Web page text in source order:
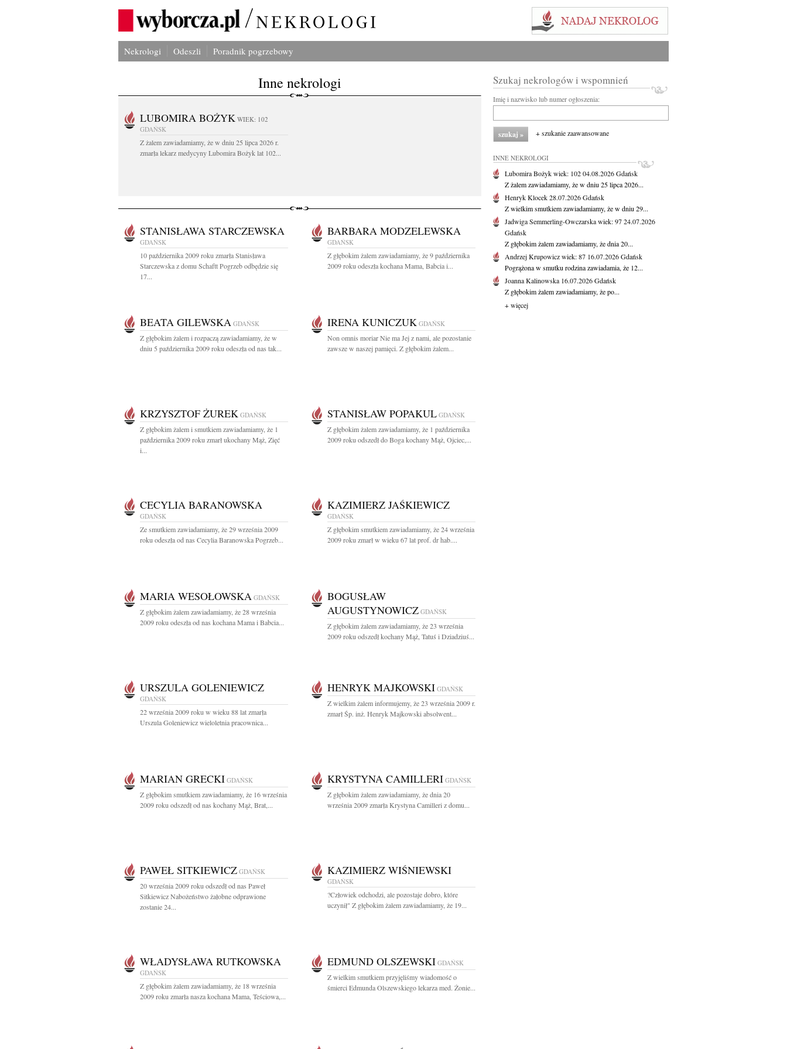
Nekrologi Odeszli Poradnik pogrzebowy
Inne nekrologi
LUBOMIRA BOŻYK WIEK: 102
GDAŃSK
Z żalem zawiadamiamy, że w dniu 25 lipca 2026 r.
zmarła lekarz medycyny Lubomira Bożyk lat 102...
STANISŁAWA STARCZEWSKA
GDAŃSK
10 października 2009 roku zmarła Stanisława
Starczewska z domu Schaftt Pogrzeb odbędzie się
17...
BARBARA MODZELEWSKA
GDAŃSK
Z głębokim żalem zawiadamiamy, że 9 października
2009 roku odeszła kochana Mama, Babcia i...
BEATA GILEWSKA GDAŃSK
Z głębokim żalem i rozpaczą zawiadamiamy, że w
dniu 5 października 2009 roku odeszła od nas tak...
IRENA KUNICZUK GDAŃSK
Non omnis moriar Nie ma Jej z nami, ale pozostanie
zawsze w naszej pamięci. Z głębokim żalem...
KRZYSZTOF ŻUREK GDAŃSK
Z głębokim żalem i smutkiem zawiadamiamy, że 1
października 2009 roku zmarł ukochany Mąż, Zięć
i...
STANISŁAW POPAKUL GDAŃSK
Z głębokim żalem zawiadamiamy, że 1 października
2009 roku odszedł do Boga kochany Mąż, Ojciec,...
CECYLIA BARANOWSKA
GDAŃSK
Ze smutkiem zawiadamiamy, że 29 września 2009
roku odeszła od nas Cecylia Baranowska Pogrzeb...
KAZIMIERZ JAŚKIEWICZ
GDAŃSK
Z głębokim smutkiem zawiadamiamy, że 24 września
2009 roku zmarł w wieku 67 lat prof. dr hab....
MARIA WESOŁOWSKA GDAŃSK
Z głębokim żalem zawiadamiamy, że 28 września
2009 roku odeszła od nas kochana Mama i Babcia...
BOGUSŁAW
AUGUSTYNOWICZ GDAŃSK
Z głębokim żalem zawiadamiamy, że 23 września
2009 roku odszedł kochany Mąż, Tatuś i Dziadziuś...
URSZULA GOLENIEWICZ
GDAŃSK
22 września 2009 roku w wieku 88 lat zmarła
Urszula Goleniewicz wieloletnia pracownica...
HENRYK MAJKOWSKI GDAŃSK
Z wielkim żalem informujemy, że 23 września 2009 r.
zmarł Śp. inż. Henryk Majkowski absolwent...
MARIAN GRECKI GDAŃSK
Z głębokim smutkiem zawiadamiamy, że 16 września
2009 roku odszedł od nas kochany Mąż, Brat,...
KRYSTYNA CAMILLERI GDAŃSK
Z głębokim żalem zawiadamiamy, że dnia 20
września 2009 zmarła Krystyna Camilleri z domu...
PAWEŁ SITKIEWICZ GDAŃSK
20 września 2009 roku odszedł od nas Paweł
Sitkiewicz Nabożeństwo żałobne odprawione
zostanie 24...
KAZIMIERZ WIŚNIEWSKI
GDAŃSK
?Człowiek odchodzi, ale pozostaje dobro, które
uczynił" Z głębokim żalem zawiadamiamy, że 19...
WŁADYSŁAWA RUTKOWSKA
GDAŃSK
Z głębokim żalem zawiadamiamy, że 18 września
2009 roku zmarła nasza kochana Mama, Teściowa,...
EDMUND OLSZEWSKI GDAŃSK
Z wielkim smutkiem przyjęliśmy wiadomość o
śmierci Edmunda Olszewskiego lekarza med. Żonie...
Szukaj nekrologów i wspomnień
Imię i nazwisko lub numer ogłoszenia:
+ szukanie zaawansowane
INNE NEKROLOGI
Lubomira Bożykwiek: 10204.08.2026Gdańsk
Z żalem zawiadamiamy, że w dniu 25 lipca 2026...
Henryk Klocek28.07.2026Gdańsk
Z wielkim smutkiem zawiadamiamy, że w dniu 29...
Jadwiga Semmerling-Owczarskawiek: 9724.07.2026
Gdańsk
Z głębokim żalem zawiadamiamy, że dnia 20...
Andrzej Krupowiczwiek: 87 16.07.2026Gdańsk
Pogrążona w smutku rodzina zawiadamia, że 12...
Joanna Kalinowska 16.07.2026Gdańsk
Z głębokim żalem zawiadamiamy, że po...
+ więcej